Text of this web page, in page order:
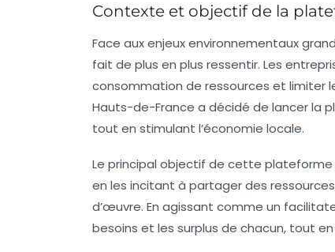
Contexte et objectif de la
Face aux enjeux environnementaux
fait de plus en plus ressentir. Les
consommation de ressources et limiter
Hauts-de-France a décidé de lancer la
tout en stimulant l’économie locale.
Le principal objectif de cette
en les incitant à partager des
d’œuvre. En agissant comme un
besoins et les surplus de chacun, tout